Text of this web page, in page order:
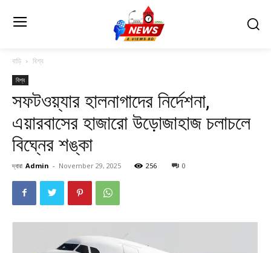
বাড়ি বিশ্ব
বিশ্ব
সফটওয়্যার হালনাগাদের নির্দেশনা,
এয়ারবাসের হাজারো উড়োজাহাজ চলাচলে
বিঘ্নের শঙ্কা
দ্বারা Admin - November 29, 2025 256 0